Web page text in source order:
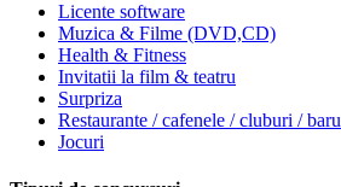
Licente software
Muzica & Filme (DVD,CD)
Health & Fitness
Invitatii la film & teatru
Surpriza
Restaurante / cafenele / cluburi /
Jocuri